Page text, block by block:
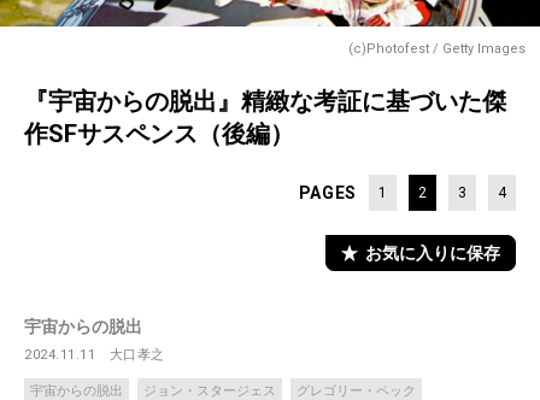
(c)Photofest / Getty Images
『宇宙からの脱出』精緻な考証に基づいた傑
作SFサスペンス（後編）
PAGES 1 2 3 4
お気に入りに保存
宇宙からの脱出
2024.11.11 大口孝之
宇宙からの脱出 ジョン・スタージェス
グレゴリー・ペック